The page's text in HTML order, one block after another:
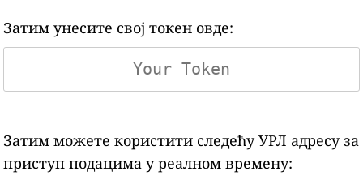
Затим унесите свој токен овде:
Затим можете користити следећу УРЛ адресу за
приступ подацима у реалном времену: